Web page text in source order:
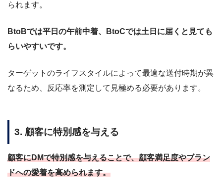
られます。
BtoBでは平日の午前中着、BtoCでは土日に届くと見ても
らいやすいです。
ターゲットのライフスタイルによって最適な送付時期が異
なるため、反応率を測定して見極める必要があります。
3. 顧客に特別感を与える
顧客にDMで特別感を与えることで、顧客満足度やブラン
ドへの愛着を高められます。